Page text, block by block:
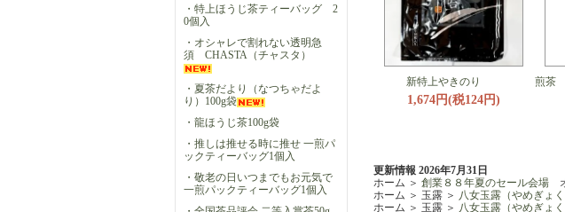
・特上ほうじ茶ティーバッグ 2
0個入
・オシャレで割れない透明急
須 CHASTA（チャスタ）
・夏茶だより（なつちゃだよ
り）100g袋
・龍ほうじ茶100g袋
・推しは推せる時に推せ 一煎パ
ックティーバッグ1個入
・敬老の日いつまでもお元気で
一煎パックティーバッグ1個入
新特上やきのり
1,674円(税124円)
煎茶
更新情報 2026年7月31日
ホーム ＞ 創業８８年夏のセール会場
ホーム ＞ 玉露 ＞ 八女玉露（やめぎょ
ホーム ＞ 玉露 ＞ 八女玉露（やめぎょ